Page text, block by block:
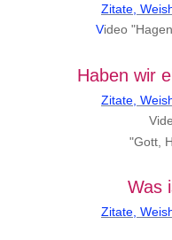
Zitate,
Video
Haben wir
Zitate,
"Gott,
Was
Zitate,